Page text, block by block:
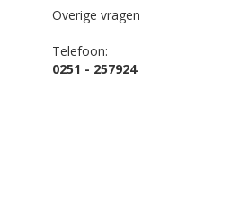
Overige vragen
Telefoon:
0251 - 257924